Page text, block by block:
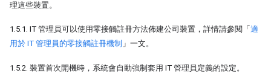
理這些裝置。
1.5.1. IT 管理員可以使用零接觸註冊方法佈建公司裝置，詳情請參閱「 適
用於 IT 管理員的零接觸註冊機制 」一文。
1.5.2. 裝置首次開機時，系統會自動強制套用 IT 管理員定義的設定。